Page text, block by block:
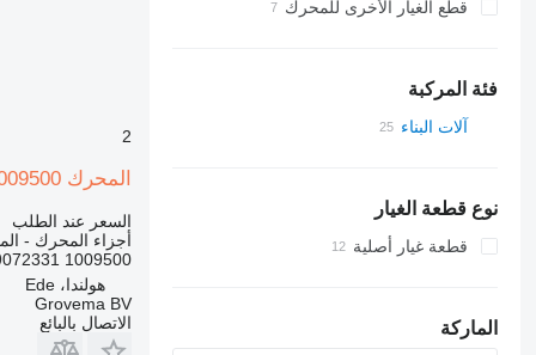
قطع الغيار الأخرى للمحرك
فئة المركبة
آلات البناء
جرافات ذات عجلاتنوع قطعة الغيار
قطعة غيار أصلية
الماركة
2
المحرك Liebherr D924TE 1009500 لـ جرافة ذات عجلات Liebherr L544 / L554 / D924TE
السعر عند الطلب
أجزاء المحرك -
1009500 9072331 / 9883056 9883070 9883220 9883222 9883057
هولندا، Ede
Grovema BV
الاتصال بالبائع